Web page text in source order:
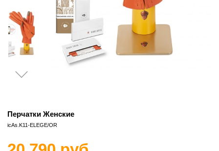
Перчатки Женские
icAs.K11-ELEGE/OR